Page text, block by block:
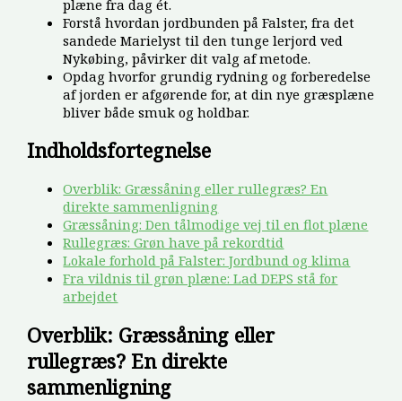
plæne fra dag ét.
Forstå hvordan jordbunden på Falster, fra det
sandede Marielyst til den tunge lerjord ved
Nykøbing, påvirker dit valg af metode.
Opdag hvorfor grundig rydning og forberedelse
af jorden er afgørende for, at din nye græsplæne
bliver både smuk og holdbar.
Indholdsfortegnelse
Overblik: Græssåning eller rullegræs? En
direkte sammenligning
Græssåning: Den tålmodige vej til en flot plæne
Rullegræs: Grøn have på rekordtid
Lokale forhold på Falster: Jordbund og klima
Fra vildnis til grøn plæne: Lad DEPS stå for
arbejdet
Overblik: Græssåning eller
rullegræs? En direkte
sammenligning